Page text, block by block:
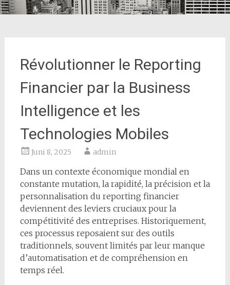
Révolutionner le Reporting
Financier par la Business
Intelligence et les
Technologies Mobiles
Juni 8, 2025 admin
Dans un contexte économique mondial en
constante mutation, la rapidité, la précision et la
personnalisation du reporting financier
deviennent des leviers cruciaux pour la
compétitivité des entreprises. Historiquement,
ces processus reposaient sur des outils
traditionnels, souvent limités par leur manque
d’automatisation et de compréhension en
temps réel.